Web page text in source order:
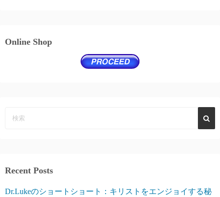
Online Shop
Recent Posts
Dr.Lukeのショートショート：キリストをエンジョイする秘